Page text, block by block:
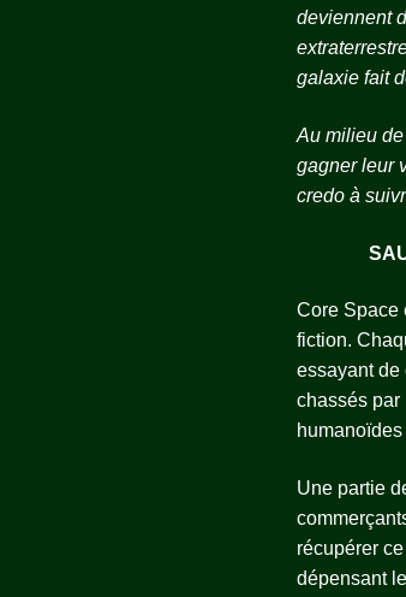
deviennent
galaxie fait
Au milieu
gagner leur
credo à
Core Space
fiction.
essayant de
chassés par
Une partie
récupérer
dépensant